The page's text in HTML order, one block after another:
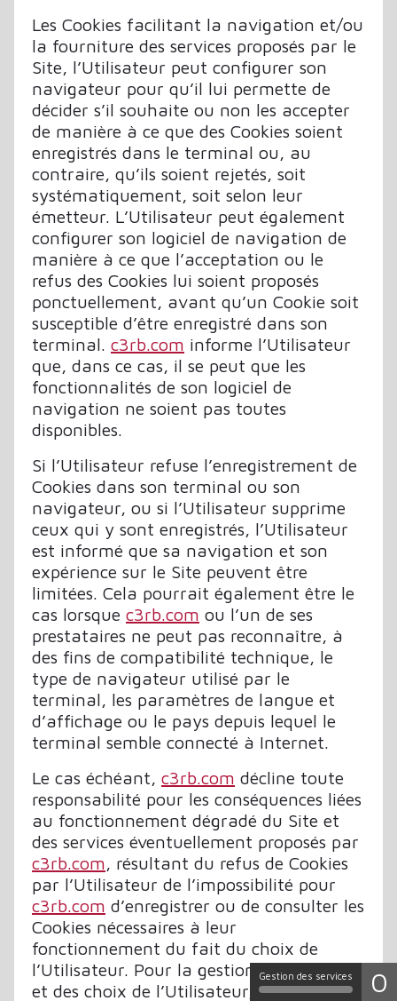
Les Cookies facilitant la navigation et/ou
la fourniture des services proposés par le
Site, l’Utilisateur peut configurer son
navigateur pour qu’il lui permette de
décider s’il souhaite ou non les accepter
de manière à ce que des Cookies soient
enregistrés dans le terminal ou, au
contraire, qu’ils soient rejetés, soit
systématiquement, soit selon leur
émetteur. L’Utilisateur peut également
configurer son logiciel de navigation de
manière à ce que l’acceptation ou le
refus des Cookies lui soient proposés
ponctuellement, avant qu’un Cookie soit
susceptible d’être enregistré dans son
terminal. c3rb.com informe l’Utilisateur
que, dans ce cas, il se peut que les
fonctionnalités de son logiciel de
navigation ne soient pas toutes
disponibles.
Si l’Utilisateur refuse l’enregistrement de
Cookies dans son terminal ou son
navigateur, ou si l’Utilisateur supprime
ceux qui y sont enregistrés, l’Utilisateur
est informé que sa navigation et son
expérience sur le Site peuvent être
limitées. Cela pourrait également être le
cas lorsque c3rb.com ou l’un de ses
prestataires ne peut pas reconnaître, à
des fins de compatibilité technique, le
type de navigateur utilisé par le
terminal, les paramètres de langue et
d’affichage ou le pays depuis lequel le
terminal semble connecté à Internet.
Le cas échéant, c3rb.com décline toute
responsabilité pour les conséquences liées
au fonctionnement dégradé du Site et
des services éventuellement proposés par
c3rb.com, résultant du refus de Cookies
par l’Utilisateur de l’impossibilité pour
c3rb.com d’enregistrer ou de consulter les
Cookies nécessaires à leur
fonctionnement du fait du choix de
l’Utilisateur. Pour la gestion des Cookies
et des choix de l’Utilisateur, la
Gestion des services 0